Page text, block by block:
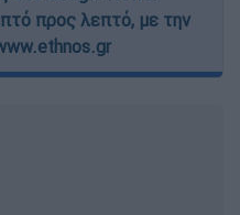
προς λεπτό, με την